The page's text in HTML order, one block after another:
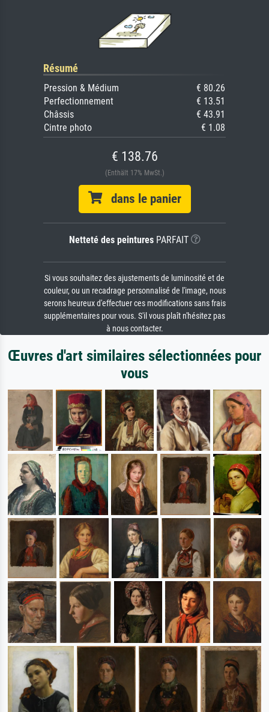
Résumé
Pression & Médium
€ 80.26
Perfectionnement
€ 13.51
Châssis
€ 43.91
Cintre photo
€ 1.08
€ 138.76
(Enthält 17% MwSt.)
dans le panier
Netteté des peinturesPARFAIT
Si vous souhaitez des ajustements de luminosité et de
couleur, ou un recadrage personnalisé de l'image, nous
serons heureux d'effectuer ces modifications sans frais
supplémentaires pour vous. S'il vous plaît n'hésitez pas
à nous contacter.
Œuvres d'art similaires sélectionnées pour
vous